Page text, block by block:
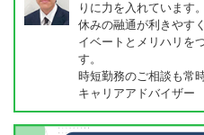
りに力を入れています。
休みの融通が利きやす
イベートとメリハリを
す。
時短勤務のご相談も常
キャリアアドバイザー